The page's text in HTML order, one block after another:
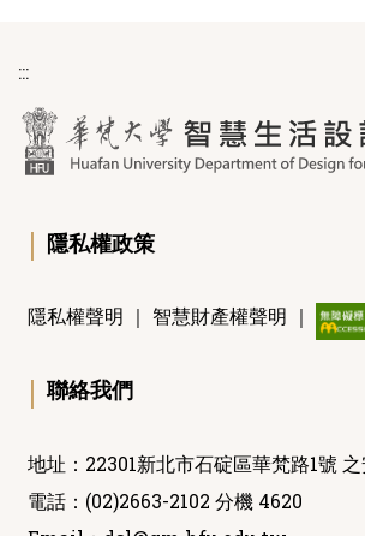
:::
｜ 隱私權政策
隱私權聲明 ｜ 智慧財產權聲明 ｜
｜ 聯絡我們
地址：22301新北市石碇區華梵路1號
電話：(02)2663-2102 分機 4620